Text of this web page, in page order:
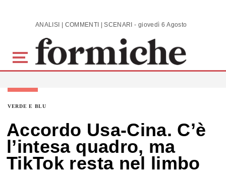
Skip to main content ANALISI | COMMENTI | SCENARI - giovedì 6 Agosto 2026
VERDE E BLU
Accordo Usa-Cina. C’è
l’intesa quadro, ma
TikTok resta nel limbo